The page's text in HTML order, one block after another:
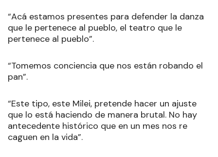
“Acá estamos presentes para defender la danza
que le pertenece al pueblo, el teatro que le
pertenece al pueblo”.
“Tomemos conciencia que nos están robando el
pan”.
“Este tipo, este Milei, pretende hacer un ajuste
que lo está haciendo de manera brutal. No hay
antecedente histórico que en un mes nos re
caguen en la vida”.